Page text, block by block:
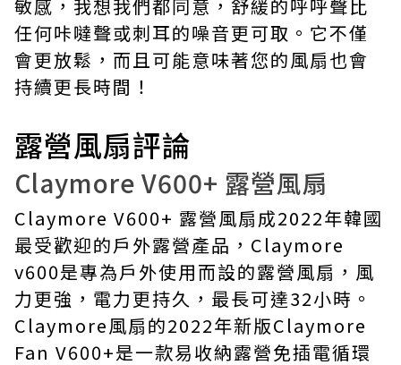
敏感，我想我們都同意，舒緩的呼呼聲比
任何咔噠聲或刺耳的噪音更可取。它不僅
會更放鬆，而且可能意味著您的風扇也會
持續更長時間！
露營風扇評論
Claymore V600+ 露營風扇
Claymore V600+ 露營風扇成2022年韓國
最受歡迎的戶外露營產品， Claymore
v600是專為戶外使用而設的露營風扇，風
力更強，電力更持久，最長可達32小時。
Claymore風扇的2022年新版Claymore
Fan V600+是一款易收納露營免插電循環